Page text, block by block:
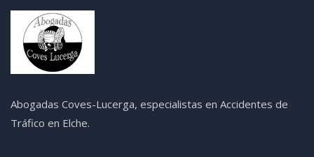
Abogadas Coves-Lucerga, especialistas en Accidentes de
Tráfico en Elche.